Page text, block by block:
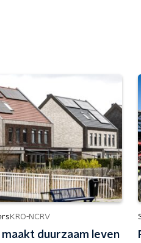
KRO-NCRV
duurzaam leven